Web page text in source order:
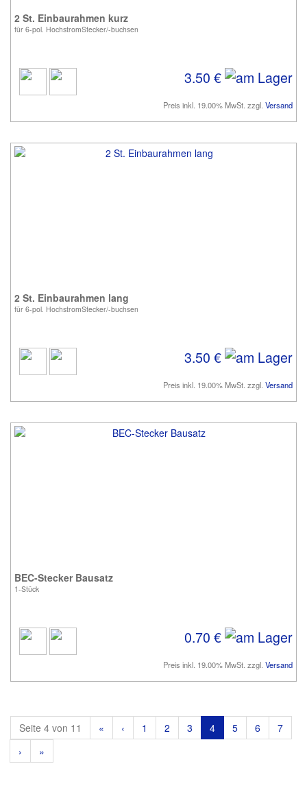
2 St. Einbaurahmen kurz
für 6-pol. HochstromStecker/-buchsen
3.50 €
Preis inkl. 19.00% MwSt. zzgl. Versand
2 St. Einbaurahmen lang
für 6-pol. HochstromStecker/-buchsen
3.50 €
Preis inkl. 19.00% MwSt. zzgl. Versand
BEC-Stecker Bausatz
1-Stück
0.70 €
Preis inkl. 19.00% MwSt. zzgl. Versand
Seite 4 von 11 « ‹ 1 2 3 4 5 6
7
›
»